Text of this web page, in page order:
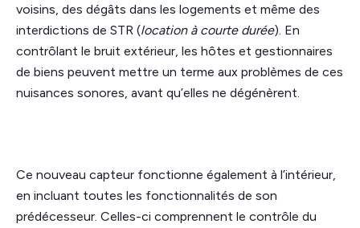
voisins, des dégâts dans les logements et même des
interdictions de STR (location à courte durée). En
contrôlant le bruit extérieur, les hôtes et gestionnaires
de biens peuvent mettre un terme aux problèmes de ces
nuisances sonores, avant qu’elles ne dégénèrent.
Ce nouveau capteur fonctionne également à l’intérieur,
en incluant toutes les fonctionnalités de son
prédécesseur. Celles-ci comprennent le contrôle du